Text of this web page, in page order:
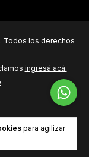
para agilizar
Todos los derechos
ingresá acá.